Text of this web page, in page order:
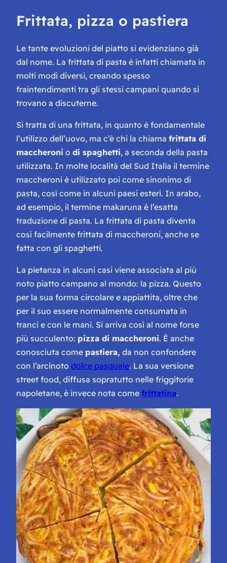
Frittata, pizza o pastiera
Le tante evoluzioni del piatto si evidenziano già
dal nome. La frittata di pasta è infatti chiamata in
molti modi diversi, creando spesso
fraintendimenti tra gli stessi campani quando si
trovano a discuterne.
Si tratta di una frittata, in quanto è fondamentale
l’utilizzo dell’uovo, ma c’è chi la chiama frittata di
maccheroni o di spaghetti, a seconda della pasta
utilizzata. In molte località del Sud Italia il termine
maccheroni è utilizzato poi come sinonimo di
pasta, così come in alcuni paesi esteri. In arabo,
ad esempio, il termine makaruna è l’esatta
traduzione di pasta. La frittata di pasta diventa
così facilmente frittata di maccheroni, anche se
fatta con gli spaghetti.
La pietanza in alcuni casi viene associata al più
noto piatto campano al mondo: la pizza. Questo
per la sua forma circolare e appiattita, oltre che
per il suo essere normalmente consumata in
tranci e con le mani. Si arriva così al nome forse
più succulento: pizza di maccheroni. È anche
conosciuta come pastiera, da non confondere
con l’arcinoto dolce pasquale. La sua versione
street food, diffusa sopratutto nelle friggitorie
napoletane, è invece nota come frittatina.